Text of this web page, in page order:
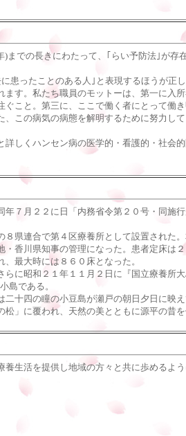
での長きにわたって、｢らい予防法｣が
ったことのある人｣と表現するほうが正
す。私たち職員のモットーは、第一に
こと。第三に、ここで働く者にとって働
この病気の病態を解明するために努力し
しくハンセン病の医学的・看護的・社
７月２２に日「内務省令第２０号・同施
県連合で第４区療養所として設置された
香川県知事の管理になった。患者定床は
最大時には８６０床となった。
に昭和２１年１１月２日に『国立療養所大
島である。
十四の瞳の小豆島が瀬戸の朝日夕日に映え
」に覆われ、天然の美とともに源平の昔
生活を提供し地域の方々と共に歩めるよ